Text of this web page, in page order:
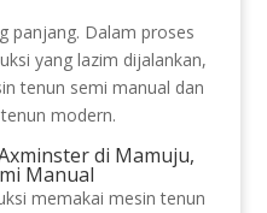
panjang. Dalam proses
yang lazim dijalankan,
tenun semi manual dan
modern.
di Mamuju,
Manual
memakai mesin tenun